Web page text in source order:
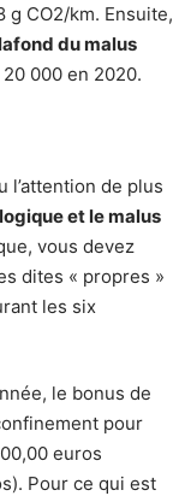
g CO2/km. Ensuite,
du malus
000 en 2020.
l’attention de plus
et le malus
vous devez
dites « propres »
les six
le bonus de
pour
euros
Pour ce qui est